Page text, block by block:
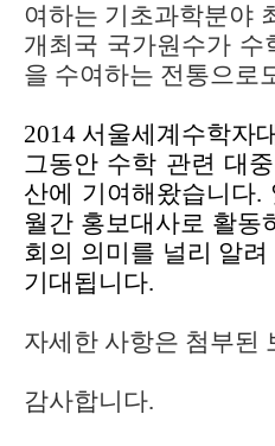
여하는 기초과학분야
개최국 국가원수가
을 수여하는 전통으로
2014 서울세계수학자
그동안 수학 관련 대
산에 기여해왔습니다.
월간 홍보대사로 활동
회의 의미를 널리 알
기대됩니다.
자세한 사항은 첨부된
감사합니다.